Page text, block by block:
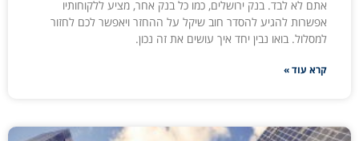
אתם לא לבד. בנק ירושלים, כמו כל בנק אחר, מציע ללקוחותיו
אפשרות להגיע להסדר חוב שיקל על ההחזר ויאפשר לכם לחזור
למסלול. בואו נבין יחד איך עושים את זה נכון.
קרא עוד »